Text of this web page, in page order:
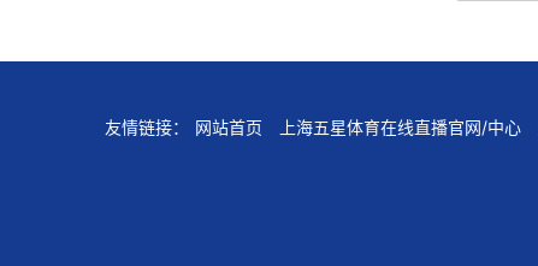
友情链接： 网站首页 上海五星体育在线直播官网/中心